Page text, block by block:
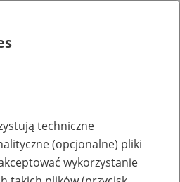
techniczne
(opcjonalne) pliki
wykorzystanie